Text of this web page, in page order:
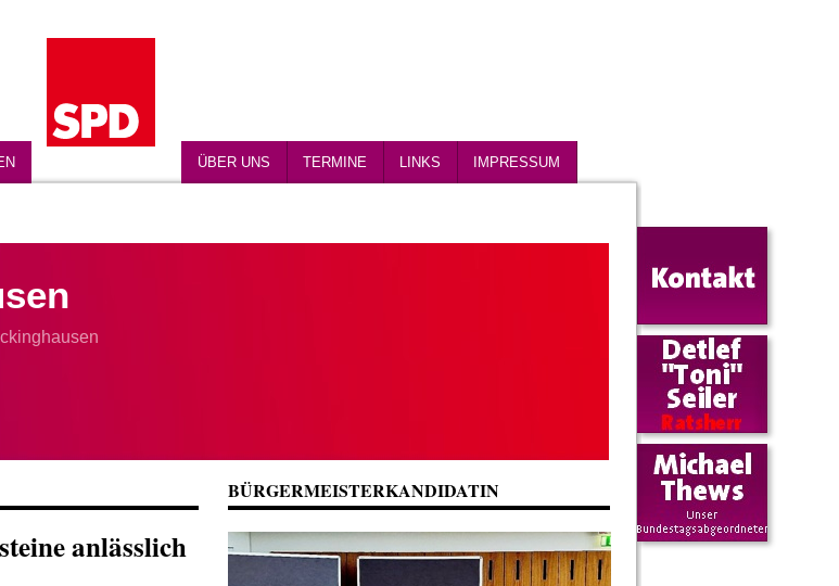
IMPRESSUM
LINKS
TERMINE
ÜBER UNS
anlässlich
BÜRGERMEISTERKANDIDATIN